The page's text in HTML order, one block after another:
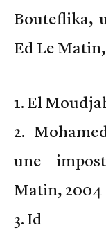
Bouteflika,
Ed Le
1. El
2.
une
Matin, 2004
3. Id